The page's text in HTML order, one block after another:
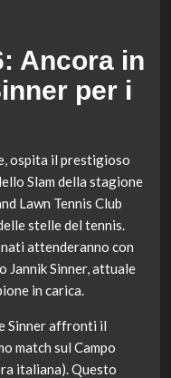
Ancora in
per i
ospita il prestigioso
Slam della stagione
Lawn Tennis Club
stelle del tennis.
attenderanno con
Jannik Sinner, attuale
in carica.
Sinner affronti il
match sul Campo
italiana). Questo